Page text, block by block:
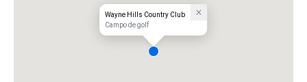
Wayne Hills Country Club
Campo de golf